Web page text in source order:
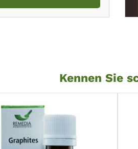
Kennen Sie